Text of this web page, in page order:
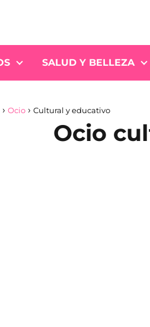
SALUD Y BELLEZA
Ocio Cultural y educativo
Ocio